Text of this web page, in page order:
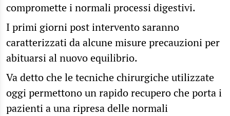
compromette i normali processi digestivi.
I primi giorni post intervento saranno
caratterizzati da alcune misure precauzioni per
abituarsi al nuovo equilibrio.
Va detto che le tecniche chirurgiche utilizzate
oggi permettono un rapido recupero che porta i
pazienti a una ripresa delle normali